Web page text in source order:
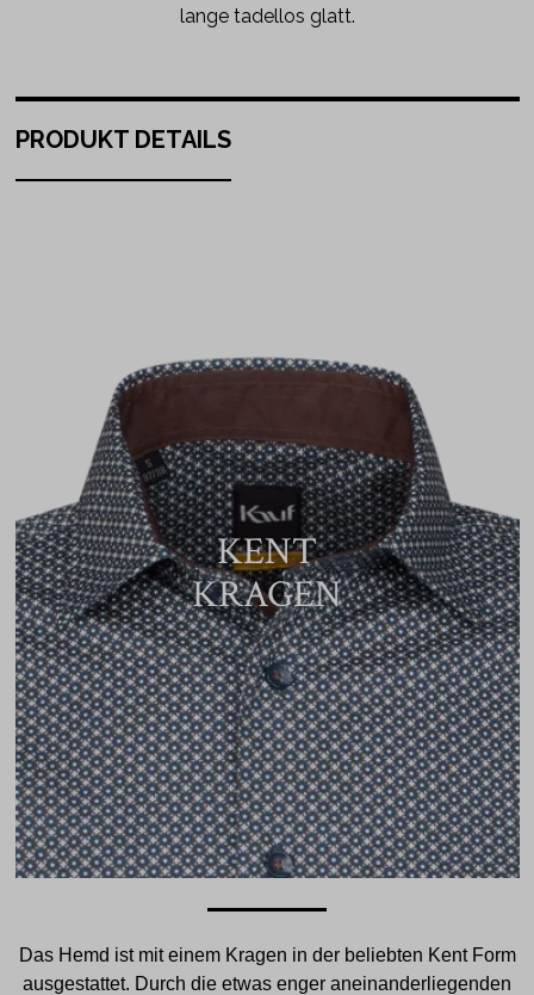
lange tadellos glatt.
PRODUKT DETAILS
KENT
KRAGEN
Das Hemd ist mit einem Kragen in der beliebten Kent Form
ausgestattet. Durch die etwas enger aneinanderliegenden